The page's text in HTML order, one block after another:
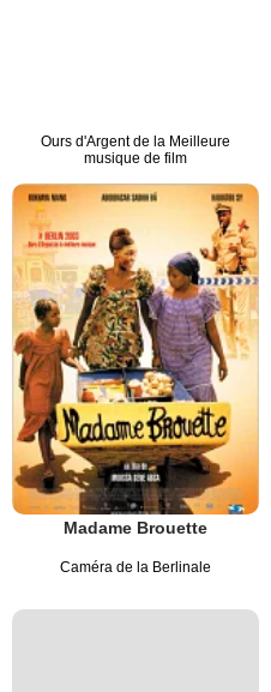
Ours d'Argent de la Meilleure
musique de film
Madame Brouette
Caméra de la Berlinale